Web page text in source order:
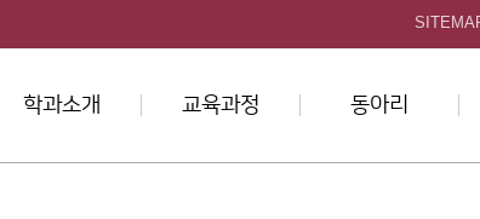
학과소개 교육과정 동아리